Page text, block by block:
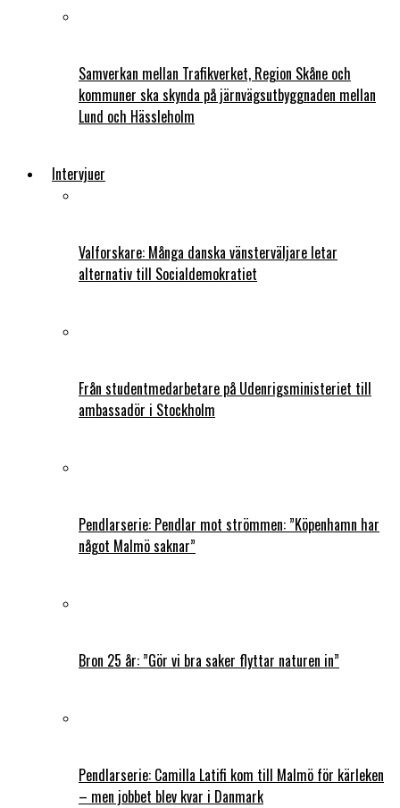
Samverkan mellan Trafikverket, Region Skåne och
kommuner ska skynda på järnvägsutbyggnaden mellan
Lund och Hässleholm
Intervjuer
Valforskare: Många danska vänsterväljare letar
alternativ till Socialdemokratiet
Från studentmedarbetare på Udenrigsministeriet till
ambassadör i Stockholm
Pendlarserie: Pendlar mot strömmen: ”Köpenhamn har
något Malmö saknar”
Bron 25 år: ”Gör vi bra saker flyttar naturen in”
Pendlarserie: Camilla Latifi kom till Malmö för kärleken
– men jobbet blev kvar i Danmark